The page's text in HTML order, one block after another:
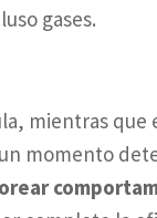
gases.
mientras que
momento